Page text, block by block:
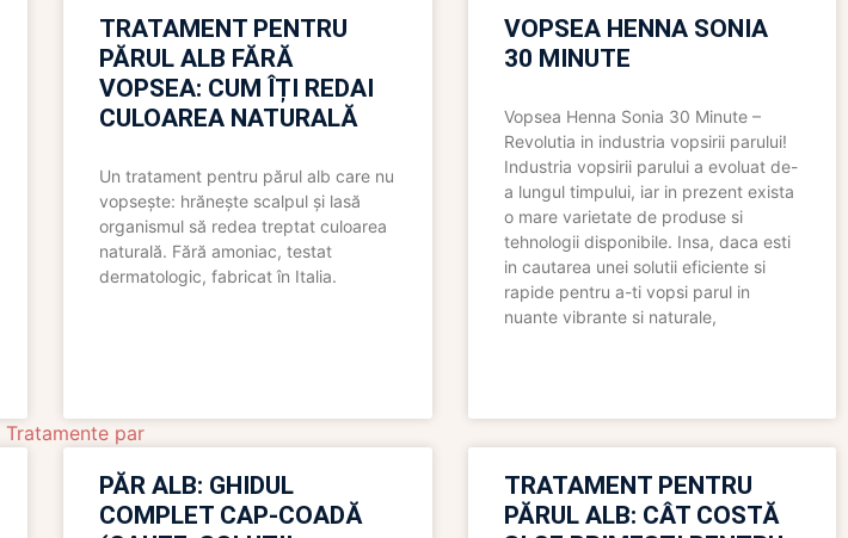
TRATAMENT PENTRU
PĂRUL ALB FĂRĂ
VOPSEA: CUM ÎȚI REDAI
CULOAREA NATURALĂ
Un tratament pentru părul alb care nu
vopsește: hrănește scalpul și lasă
organismul să redea treptat culoarea
naturală. Fără amoniac, testat
dermatologic, fabricat în Italia.
VOPSEA HENNA SONIA
30 MINUTE
Vopsea Henna Sonia 30 Minute –
Revolutia in industria vopsirii parului!
Industria vopsirii parului a evoluat de-
a lungul timpului, iar in prezent exista
o mare varietate de produse si
tehnologii disponibile. Insa, daca esti
in cautarea unei solutii eficiente si
rapide pentru a-ti vopsi parul in
nuante vibrante si naturale,
Tratamente par
PĂR ALB: GHIDUL
COMPLET CAP-COADĂ
TRATAMENT PENTRU
PĂRUL ALB: CÂT COSTĂ